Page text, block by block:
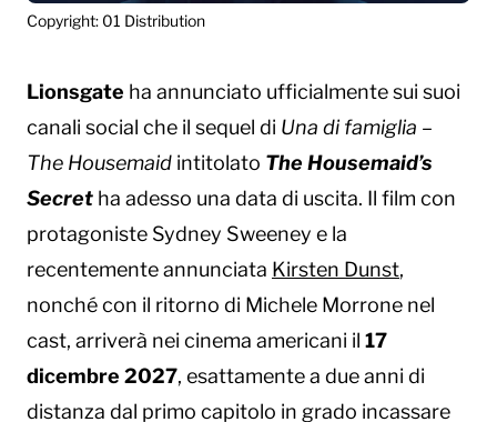
Copyright: 01 Distribution
Lionsgate ha annunciato ufficialmente sui suoi
canali social che il sequel di Una di famiglia –
The Housemaid intitolato The Housemaid’s
Secret ha adesso una data di uscita. Il film con
protagoniste Sydney Sweeney e la
recentemente annunciata Kirsten Dunst,
nonché con il ritorno di Michele Morrone nel
cast, arriverà nei cinema americani il 17
dicembre 2027, esattamente a due anni di
distanza dal primo capitolo in grado incassare